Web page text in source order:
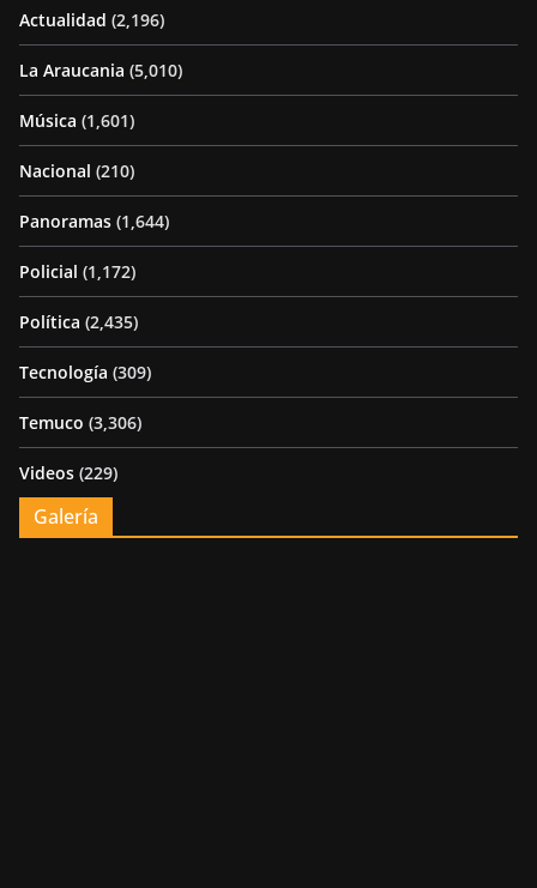
Actualidad (2,196)
La Araucania (5,010)
Música (1,601)
Nacional (210)
Panoramas (1,644)
Policial (1,172)
Política (2,435)
Tecnología (309)
Temuco (3,306)
Videos (229)
Galería